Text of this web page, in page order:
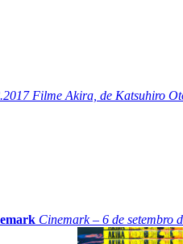
Filme Akira, de Katsuhiro
Cinemark – 6 de setembro